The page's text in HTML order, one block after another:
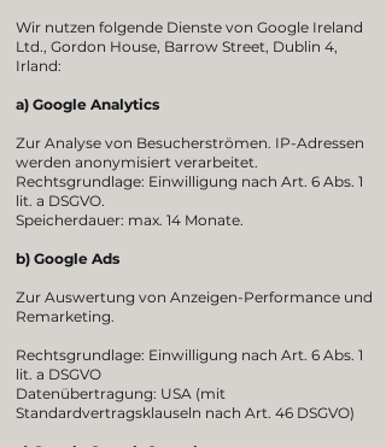
Wir nutzen folgende Dienste von Google Ireland
Ltd., Gordon House, Barrow Street, Dublin 4,
Irland:
a) Google Analytics
Zur Analyse von Besucherströmen. IP-Adressen
werden anonymisiert verarbeitet.
Rechtsgrundlage: Einwilligung nach Art. 6 Abs. 1
lit. a DSGVO.
Speicherdauer: max. 14 Monate.
b) Google Ads
Zur Auswertung von Anzeigen-Performance und
Remarketing.
Rechtsgrundlage: Einwilligung nach Art. 6 Abs. 1
lit. a DSGVO
Datenübertragung: USA (mit
Standardvertragsklauseln nach Art. 46 DSGVO)